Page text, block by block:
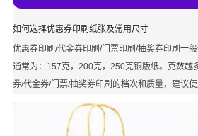
如何选择优惠券印刷纸张及常用尺寸
优惠券印刷/代金券印刷/门票印刷/抽奖券印刷一
通常为：157克，200克，250克铜版纸。克数越
券/代金券/门票/抽奖券印刷的档次和质量，建议